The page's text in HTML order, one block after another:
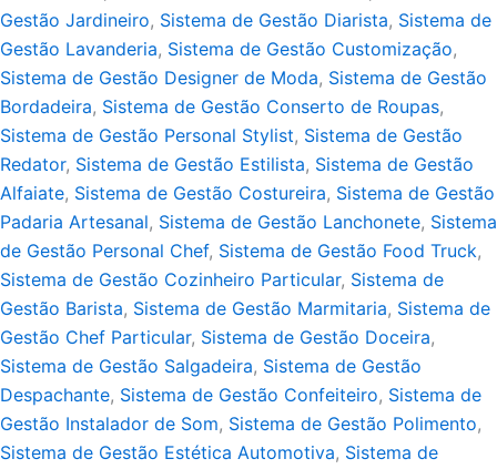
Gestão Jardineiro, Sistema de Gestão Diarista, Sistema de
Gestão Lavanderia, Sistema de Gestão Customização,
Sistema de Gestão Designer de Moda, Sistema de Gestão
Bordadeira, Sistema de Gestão Conserto de Roupas,
Sistema de Gestão Personal Stylist, Sistema de Gestão
Redator, Sistema de Gestão Estilista, Sistema de Gestão
Alfaiate, Sistema de Gestão Costureira, Sistema de Gestão
Padaria Artesanal, Sistema de Gestão Lanchonete, Sistema
de Gestão Personal Chef, Sistema de Gestão Food Truck,
Sistema de Gestão Cozinheiro Particular, Sistema de
Gestão Barista, Sistema de Gestão Marmitaria, Sistema de
Gestão Chef Particular, Sistema de Gestão Doceira,
Sistema de Gestão Salgadeira, Sistema de Gestão
Despachante, Sistema de Gestão Confeiteiro, Sistema de
Gestão Instalador de Som, Sistema de Gestão Polimento,
Sistema de Gestão Estética Automotiva, Sistema de